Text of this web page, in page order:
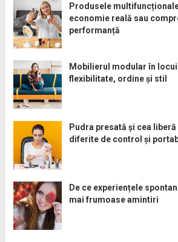
Produsele
economie reală sau
performanță
Mobilierul modular în
flexibilitate, ordine și stil
Pudra presată și cea
diferite de control și
De ce experiențele
mai frumoase amintiri